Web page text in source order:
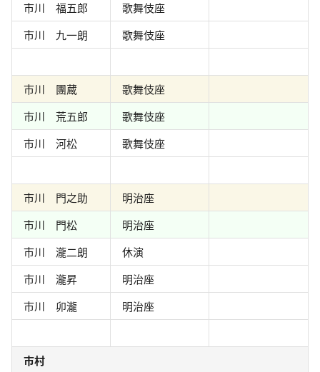
市川 福五郎
歌舞伎座
市川 九一朗
歌舞伎座
市川 團蔵
歌舞伎座
市川 荒五郎
歌舞伎座
市川 河松
歌舞伎座
市川 門之助
明治座
市川 門松
明治座
市川 瀧二朗
休演
市川 瀧昇
明治座
市川 卯瀧
明治座
市村